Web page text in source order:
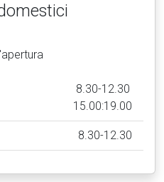
8.30-12.30
15.00:19.00
8.30-12.30